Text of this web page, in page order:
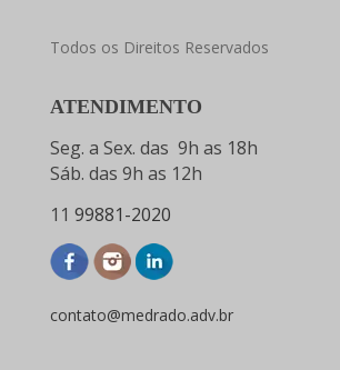
Todos os Direitos Reservados
ATENDIMENTO
Seg. a Sex. das 9h as 18h
Sáb. das 9h as 12h
11 99881-2020
contato@medrado.adv.br